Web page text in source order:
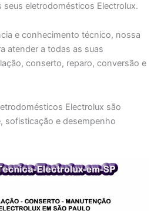
seus eletrodomésticos Electrolux.
e conhecimento técnico, nossa
atender a todas as suas
conserto, reparo, conversão e
Electrolux são
sofisticação e desempenho